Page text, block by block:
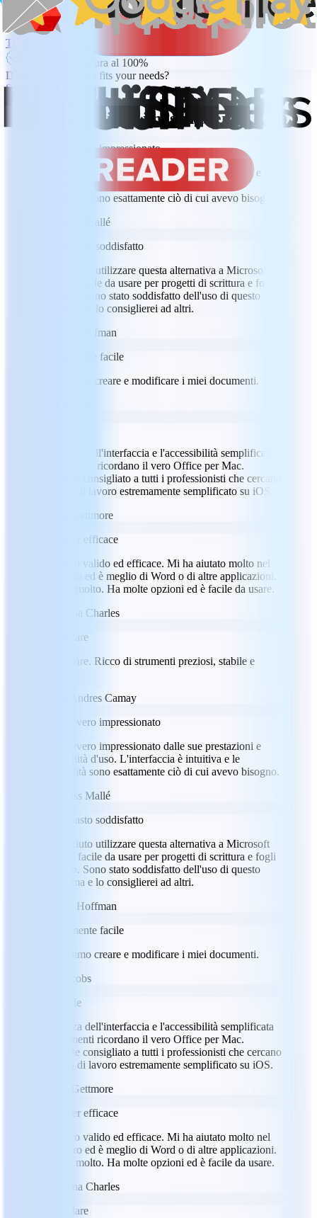
Garanzia di rimborso di 30 giorni
Trustpilot
Transazione sicura al 100%
Don't see a plan that fits your needs?
Scopri piani e prezzi
Cosa dicono di noi i nostri utenti
Sono davvero impressionato
Sono davvero impressionato dalle sue prestazioni e
dalla facilità d'uso. L'interfaccia è intuitiva e le
funzionalità sono esattamente ciò di cui avevo bisogno.
Labass Mallé
Sono rimasto soddisfatto
Mi è piaciuto utilizzare questa alternativa a Microsoft
Office. È facile da usare per progetti di scrittura e fogli
di calcolo. Sono stato soddisfatto dell'uso di questo
programma e lo consiglierei ad altri.
Ryan Hoffman
Estremamente facile
È facilissimo creare e modificare i miei documenti.
L'eleganza dell'interfaccia e l'accessibilità semplificata
agli strumenti ricordano il vero Office per Mac.
Altamente consigliato a tutti i professionisti che cercano
un flusso di lavoro estremamente semplificato su iOS.
Paul Gettmore
App super efficace
È davvero valido ed efficace. Mi ha aiutato molto nel
mio lavoro ed è meglio di Word o di altre applicazioni.
Mi piace molto. Ha molte opzioni ed è facile da usare.
Milena Charles
Spettacolare
Spettacolare. Ricco di strumenti preziosi, stabile e
Julio Andres Camay
Sono davvero impressionato
Sono davvero impressionato dalle sue prestazioni e
dalla facilità d'uso. L'interfaccia è intuitiva e le
funzionalità sono esattamente ciò di cui avevo bisogno.
Labass Mallé
Sono rimasto soddisfatto
Mi è piaciuto utilizzare questa alternativa a Microsoft
Office. È facile da usare per progetti di scrittura e fogli
di calcolo. Sono stato soddisfatto dell'uso di questo
programma e lo consiglierei ad altri.
Ryan Hoffman
Estremamente facile
È facilissimo creare e modificare i miei documenti.
Jeff Jacobs
Incredibile
L'eleganza dell'interfaccia e l'accessibilità semplificata
agli strumenti ricordano il vero Office per Mac.
Altamente consigliato a tutti i professionisti che cercano
un flusso di lavoro estremamente semplificato su iOS.
Paul Gettmore
App super efficace
È davvero valido ed efficace. Mi ha aiutato molto nel
mio lavoro ed è meglio di Word o di altre applicazioni.
Mi piace molto. Ha molte opzioni ed è facile da usare.
Milena Charles
Spettacolare